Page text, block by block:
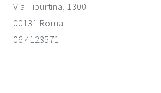
Via Tiburtina, 1300
00131 Roma
06 4123571